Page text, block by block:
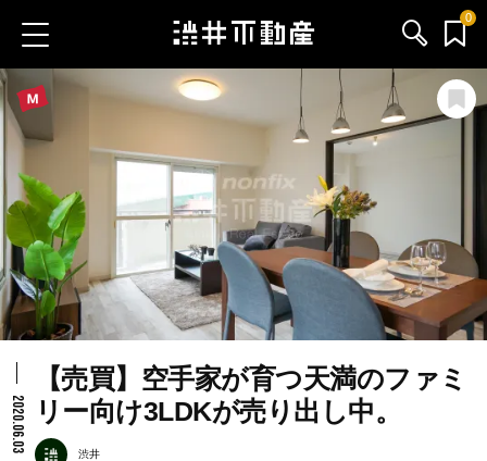
0
お気に入り物件 お問い合わせ
サービス内容
渋井不動産のメンバー
会社情報
2020.06.03
【売買】空手家が育つ天満のファミ
リー向け3LDKが売り出し中。
渋井